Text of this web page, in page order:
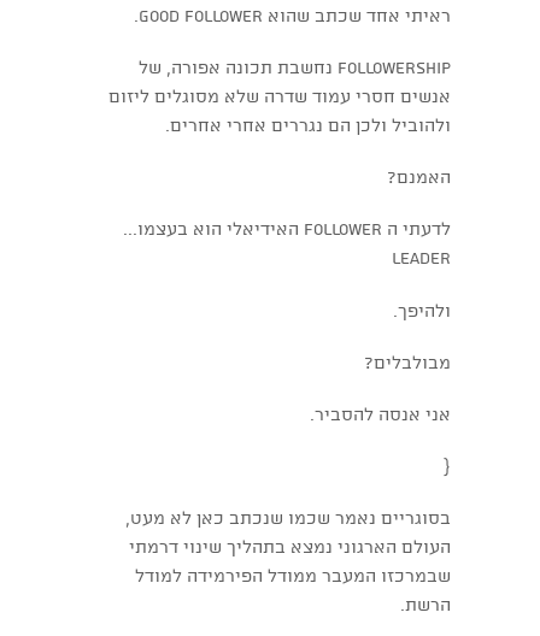
ראיתי אחד שכתב שהוא good follower.
Followership נחשבת תכונה אפורה, של
אנשים חסרי עמוד שדרה שלא מסוגלים ליזום
ולהוביל ולכן הם נגררים אחרי אחרים.
האמנם?
לדעתי ה follower האידיאלי הוא בעצמו...
leader
ולהיפך.
מבולבלים?
אני אנסה להסביר.
{
בסוגריים נאמר שכמו שנכתב כאן לא מעט,
העולם הארגוני נמצא בתהליך שינוי דרמתי
שבמרכזו המעבר ממודל הפירמידה למודל
הרשת.